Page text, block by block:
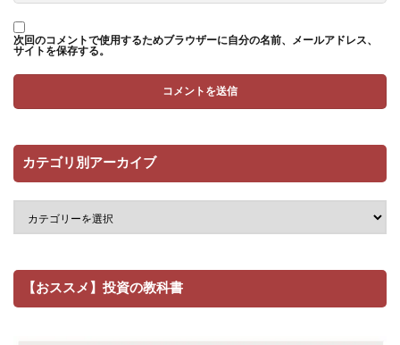
次回のコメントで使用するためブラウザーに自分の名前、メールアドレス、
サイトを保存する。
カテゴリ別アーカイブ
【おススメ】投資の教科書